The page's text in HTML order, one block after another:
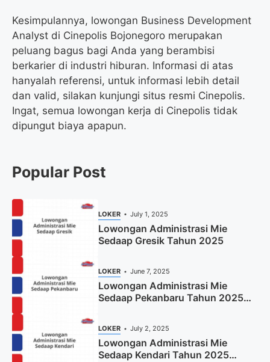
Kesimpulannya, lowongan Business Development
Analyst di Cinepolis Bojonegoro merupakan
peluang bagus bagi Anda yang berambisi
berkarier di industri hiburan. Informasi di atas
hanyalah referensi, untuk informasi lebih detail
dan valid, silakan kunjungi situs resmi Cinepolis.
Ingat, semua lowongan kerja di Cinepolis tidak
dipungut biaya apapun.
Popular Post
LOKER July 1, 2025
Lowongan Administrasi Mie
Sedaap Gresik Tahun 2025
LOKER June 7, 2025
Lowongan Administrasi Mie
Sedaap Pekanbaru Tahun 2025
LOKER July 2, 2025
Lowongan Administrasi Mie
Sedaap Kendari Tahun 2025